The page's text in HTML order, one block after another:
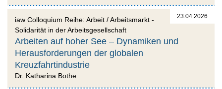
23.04.2026
iaw Colloquium Reihe: Arbeit / Arbeitsmarkt -
Solidarität in der Arbeitsgesellschaft
Arbeiten auf hoher See – Dynamiken und
Herausforderungen der globalen
Kreuzfahrtindustrie
Dr. Katharina Bothe